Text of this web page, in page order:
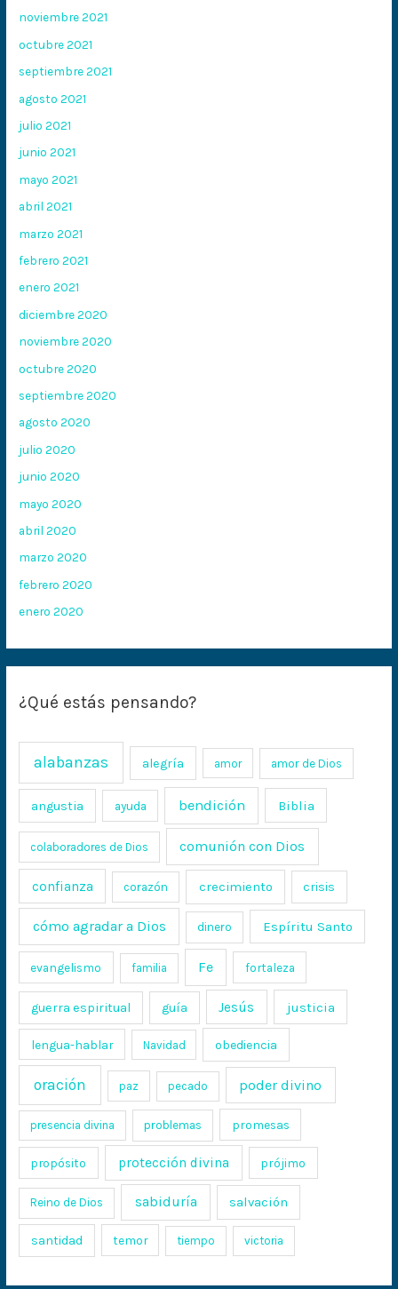
noviembre 2021
octubre 2021
septiembre 2021
agosto 2021
julio 2021
junio 2021
mayo 2021
abril 2021
marzo 2021
febrero 2021
enero 2021
diciembre 2020
noviembre 2020
octubre 2020
septiembre 2020
agosto 2020
julio 2020
junio 2020
mayo 2020
abril 2020
marzo 2020
febrero 2020
enero 2020
¿Qué estás pensando?
alabanzas alegría amor amor de Dios
angustia ayuda bendición Biblia
colaboradores de Dios comunión con Dios
confianza corazón crecimiento crisis
cómo agradar a Dios dinero Espíritu Santo
evangelismo familia Fe fortaleza
guerra espiritual guía Jesús justicia
lengua-hablar Navidad obediencia
oración paz pecado poder divino
presencia divina problemas promesas
propósito protección divina prójimo
Reino de Dios sabiduría salvación
santidad temor tiempo victoria